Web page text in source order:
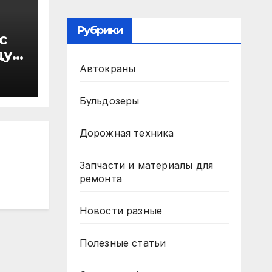
Рубрики
Автокраны
Бульдозеры
Дорожная техника
Запчасти и материалы для
ремонта
Новости разные
Полезные статьи